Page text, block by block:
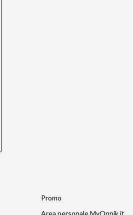
Promo
Area personale MyOnnik.it